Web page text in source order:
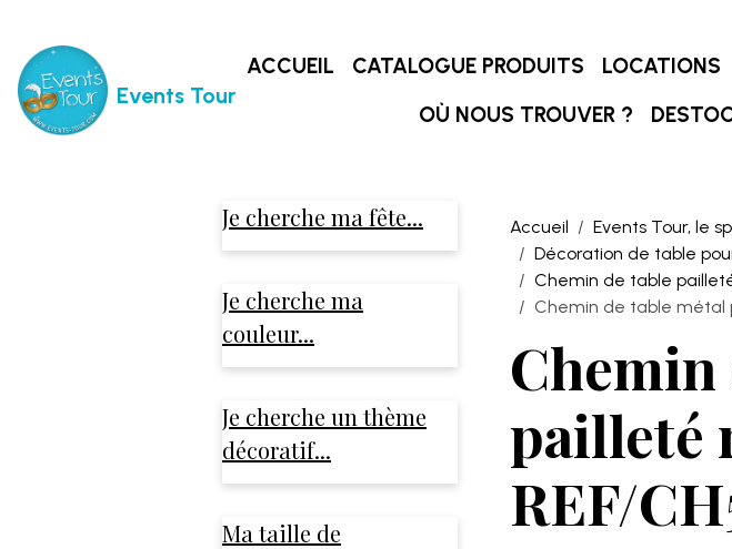
Events Tour
ACCUEIL CATALOGUE PRODUITS LOCATIONS
OÙ NOUS TROUVER ?
Accueil
Events Tour, le
Décoration de table
Chemin de table
Chemin de table métal
Chemin
pailleté
REF/
Je cherche ma fête...
Je cherche ma
couleur...
Je cherche un thème
décoratif...
Ma taille de